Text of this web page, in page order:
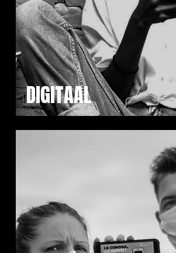
DIGITAAL